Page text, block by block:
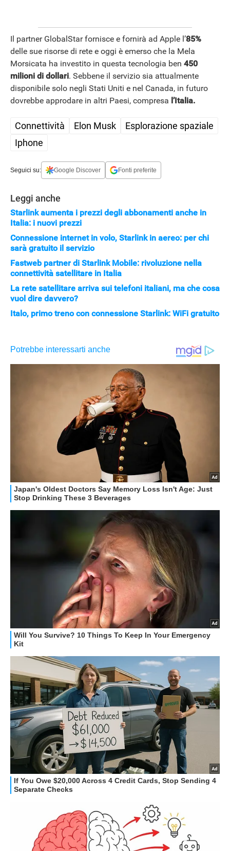
Il partner GlobalStar fornisce e fornirà ad Apple l’85%
delle sue risorse di rete e oggi è emerso che la Mela
Morsicata ha investito in questa tecnologia ben 450
milioni di dollari. Sebbene il servizio sia attualmente
disponibile solo negli Stati Uniti e nel Canada, in futuro
dovrebbe approdare in altri Paesi, compresa l’Italia.
Connettività Elon Musk
Esplorazione spaziale
Iphone
Seguici su: Google Discover Fonti preferite
Leggi anche
Starlink aumenta i prezzi degli abbonamenti anche in
Italia: i nuovi prezzi
Connessione internet in volo, Starlink in aereo: per chi
sarà gratuito il servizio
Fastweb partner di Starlink Mobile: rivoluzione nella
connettività satellitare in Italia
La rete satellitare arriva sui telefoni italiani, ma che cosa
vuol dire davvero?
Italo, primo treno con connessione Starlink: WiFi gratuito